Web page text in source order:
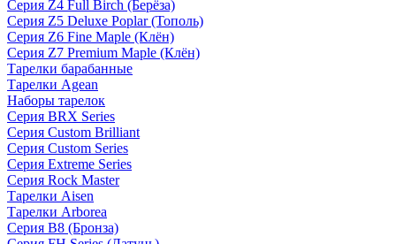
Серия Z4 Full Birch (Берёза)
Серия Z5 Deluxe Poplar (Тополь)
Серия Z6 Fine Maple (Клён)
Серия Z7 Premium Maple (Клён)
Тарелки барабанные
Тарелки Agean
Наборы тарелок
Серия BRX Series
Серия Custom Brilliant
Серия Custom Series
Серия Extreme Series
Серия Rock Master
Тарелки Aisen
Тарелки Arborea
Серия B8 (Бронза)